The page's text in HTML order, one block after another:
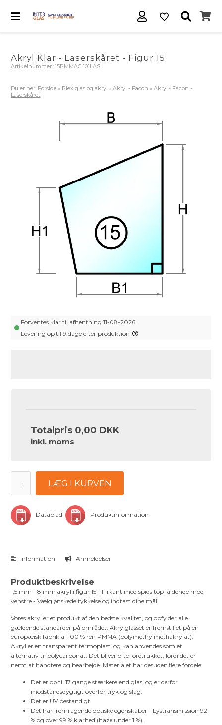
Akryl Klar - Laserskåret - Figur 15
Artikelnummer.:15PMMACl101LAS
Du er her: Forside » Plexiglas og akryl »Akryl - Facon »Akryl - Facon -
Laserskåret
Forventes klar til afhentning 11-08-2026
Levering op til 9 dage efter produktion
Totalpris 0,00 DKK
inkl. moms
LÆG I KURVEN
Datablad Produktinformation
Information Anmeldelser
Produktbeskrivelse
1,5 mm - 8 mm akryl i figur 15 - Firkant med spids top faldende mod
venstre - Vælg ønskede tykkelse og indtast dine mål.
Vores akryl er et produkt af den bedste kvalitet, og opfylder alle
gældende standarder på området. Akrylglasset er fremstillet på en
europæisk fabrik af 100 % ren PMMA (polymethylmethakrylat).
Akryl er en transparent termoplast, og kan anvendes som et
alternativ til polycarbonat. Det bliver ofte foretrukket, fordi det er
nemt at håndtere og bearbejde. Materialet har desuden flere fordele:
Det er op til 17 gange stærkere end glas, og er derfor
modstandsdygtigt overfor tryk og slag.
Det er UV bestandigt.
Det har fremragende optiske egenskaber - Lystransmission 92
% og over 99 % klarhed (haze under 1 %).